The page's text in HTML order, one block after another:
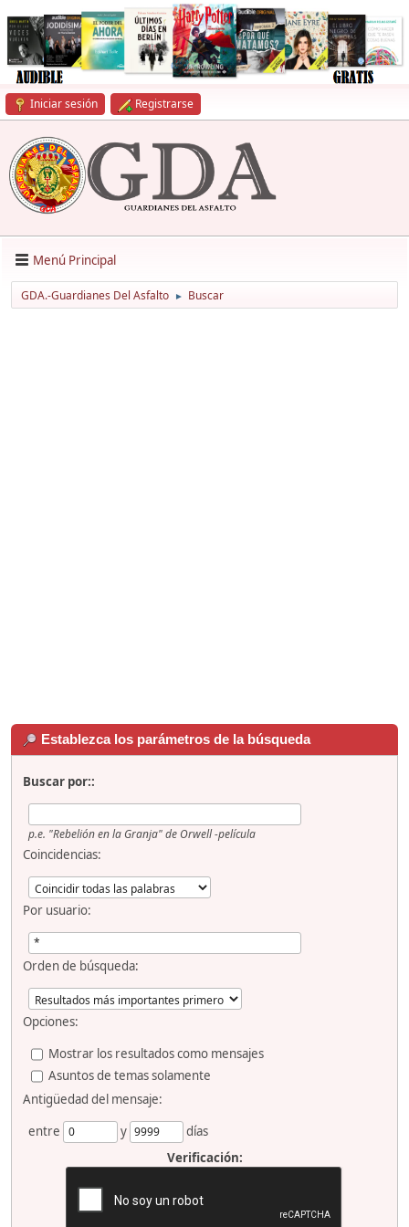
Iniciar sesión Registrarse
Menú Principal
GDA.-Guardianes Del Asfalto ► Buscar
Establezca los parámetros de la búsqueda
Buscar por::
p.e. "Rebelión en la Granja" de Orwell -película
Coincidencias:
Por usuario:
Orden de búsqueda:
Opciones:
Mostrar los resultados como mensajes
Asuntos de temas solamente
Antigüedad del mensaje:
entre
y
días
Verificación: